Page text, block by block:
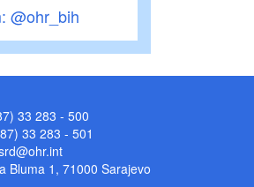
@ohr_bih
33 283 - 500
33 283 - 501
Bluma 1, 71000 Sarajevo